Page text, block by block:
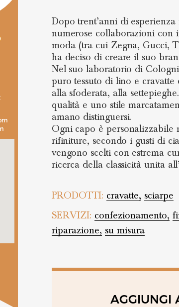
Dopo trent’anni di
numerose collaborazioni con
moda (tra cui Zegna, Gucci,
ha deciso di creare il suo
Nel suo laboratorio di
puro tessuto di lino e
alla sfoderata, alla
qualità e uno stile
amano distinguersi.
Ogni capo è
rifiniture, secondo i gusti di
vengono scelti con estrema
ricerca della classicità unita
PRODOTTI: cravatte, sciarpe
SERVIZI: confezionamento,
riparazione, su misura
AGGIUNGI